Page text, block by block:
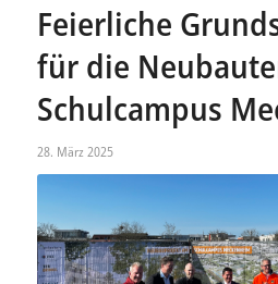
Feierliche
für die
Schulcampus
28. März 2025